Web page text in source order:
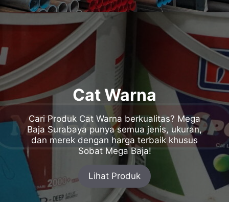
Cat Warna
Cari Produk Cat Warna berkualitas? Mega
Baja Surabaya punya semua jenis, ukuran,
dan merek dengan harga terbaik khusus
Sobat Mega Baja!
Lihat Produk